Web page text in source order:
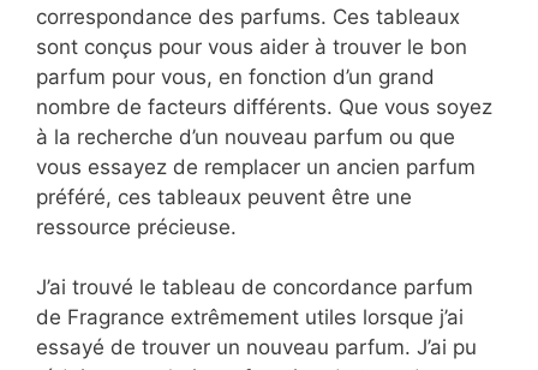
correspondance des parfums. Ces tableaux
sont conçus pour vous aider à trouver le bon
parfum pour vous, en fonction d’un grand
nombre de facteurs différents. Que vous soyez
à la recherche d’un nouveau parfum ou que
vous essayez de remplacer un ancien parfum
préféré, ces tableaux peuvent être une
ressource précieuse.
J’ai trouvé le tableau de concordance parfum
de Fragrance extrêmement utiles lorsque j’ai
essayé de trouver un nouveau parfum. J’ai pu